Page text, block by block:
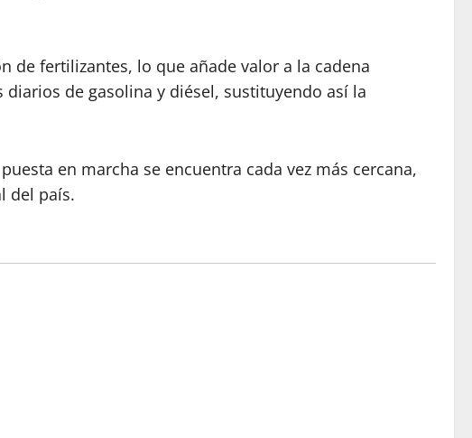
de fertilizantes, lo que añade valor a la cadena
de gasolina y diésel, sustituyendo así la
en marcha se encuentra cada vez más cercana,
del país.